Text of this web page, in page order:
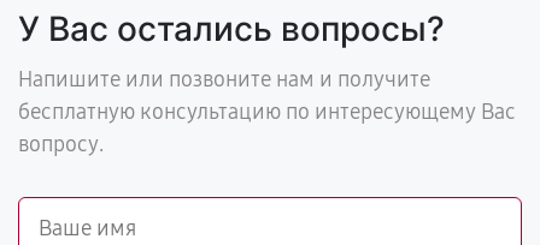
У Вас остались вопросы?
Напишите или позвоните нам и получите
бесплатную консультацию по интересующему Вас
вопросу.